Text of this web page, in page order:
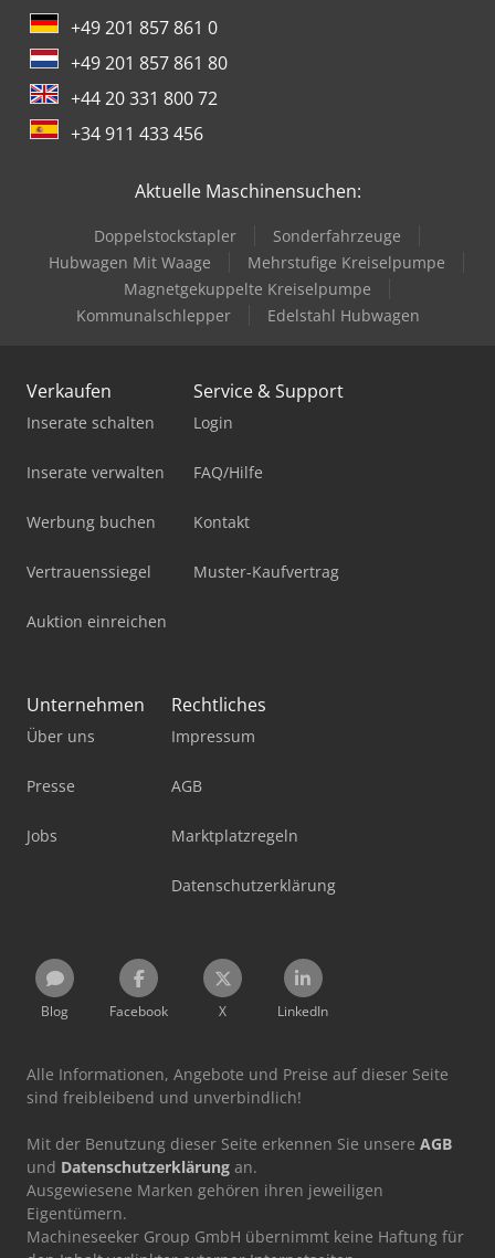
+49 201 857 861 0
+49 201 857 861 80
+44 20 331 800 72
+34 911 433 456
Aktuelle Maschinensuchen:
Doppelstockstapler
Sonderfahrzeuge
Hubwagen Mit Waage
Mehrstufige Kreiselpumpe
Magnetgekuppelte Kreiselpumpe
Kommunalschlepper
Edelstahl Hubwagen
Verkaufen
Inserate schalten
Inserate verwalten
Werbung buchen
Vertrauenssiegel
Auktion einreichen
Service & Support
Login
FAQ/Hilfe
Kontakt
Muster-Kaufvertrag
Unternehmen
Über uns
Presse
Jobs
Rechtliches
Impressum
AGB
Marktplatzregeln
Datenschutzerklärung
Blog Facebook X LinkedIn
Alle Informationen, Angebote und Preise auf dieser Seite
sind freibleibend und unverbindlich!
Mit der Benutzung dieser Seite erkennen Sie unsere AGB
und Datenschutzerklärung an.
Ausgewiesene Marken gehören ihren jeweiligen
Eigentümern.
Machineseeker Group GmbH übernimmt keine Haftung für